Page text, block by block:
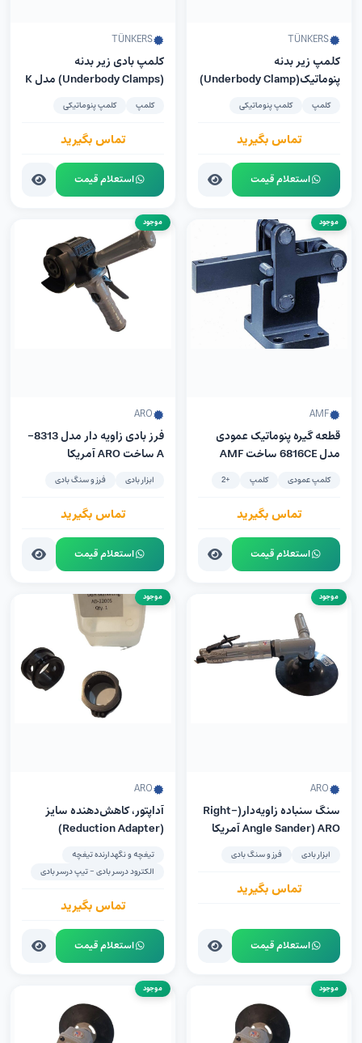
TÜNKERS
کلمپ زیر بدنه
پنوماتیک(Underbody Clamp)
کلمپ کلمپ پنوماتیکی
تماس بگیرید
استعلام قیمت
TÜNKERS
کلمپ‌ بادی زیر بدنه
(Underbody Clamps) مدل K
کلمپ کلمپ پنوماتیکی
تماس بگیرید
استعلام قیمت
موجود
AMF
قطعه گیره پنوماتیک عمودی
مدل 6816CE ساخت AMF
کلمپ عمودی کلمپ +2
تماس بگیرید
استعلام قیمت
موجود
ARO
فرز بادی زاویه دار مدل 8313-
A ساخت ARO آمریکا
ابزار بادی فرز و سنگ بادی
تماس بگیرید
استعلام قیمت
موجود
ARO
سنگ سنباده زاویه‌دار(Right-
Angle Sander) ARO آمریکا
ابزار بادی فرز و سنگ بادی
تماس بگیرید
استعلام قیمت
موجود
ARO
آداپتور، کاهش‌دهنده سایز
(Reduction Adapter)
تیغچه و نگهدارنده تیغچه
الکترود درسر بادی - تیپ درسر بادی
تماس بگیرید
استعلام قیمت
موجود موجود